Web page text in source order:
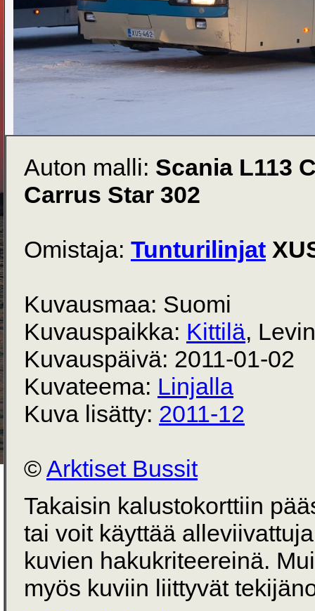
Auton malli: Scania L113
Carrus Star 302
Omistaja: Tunturilinjat
Kuvausmaa: Suomi
Kuvauspaikka: Kittilä,
Kuvauspäivä: 2011-01-02
Kuvateema: Linjalla
Kuva lisätty: 2011-12
©Arktiset Bussit
Takaisin kalustokorttiin
tai voit käyttää
kuvien hakukriteereinä.
myös kuviin liittyvät